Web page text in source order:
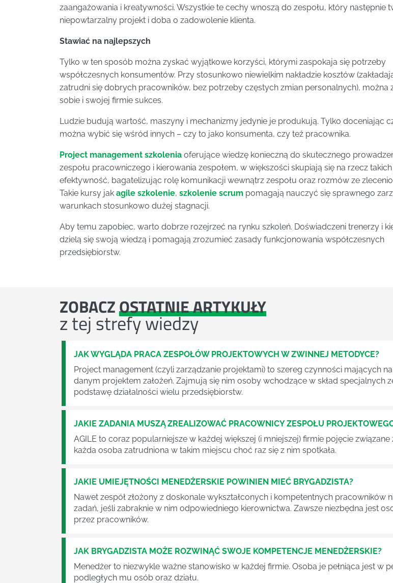
zaangażowania i kreatywności. Wszystkie te cechy wnoszą do zespołu, który następnie
niepowtarzalny projekt i doba o zadowolenie klienta.
Stawiać na najlepszych
Tylko w ten sposób można zyskać wyjątkowe korzyści, którymi zaspokaja się potrzeby
współczesnych konsumentów. Przy stosunkowo niewielkim nakładzie kosztów
zatrudni się dobrych pracowników, bez potrzeby częstych zmian personalnych), można
sobie i swojej firmie sukces.
Ludzie budują wartość, maszyny i mechanizmy jedynie je produkują. Tylko doceniając
można wybić się wśród innych – czy to jako konsumenta, czy też pracownika.
Project management szkolenia oferujące wiedzę konieczną do skutecznego
zespołu pracowniczego i kierowania zespołem, w większości skupiają się na rzecz
efektywność, bagatelizując rolę komunikacji wewnątrz zespołu oraz rozmów ze
Takie kursy jak agile szkolenie, szkolenie scrum pomagają nauczyć się sprawnego
warunkach stosunkowo dużej stagnacji.
Aby temu zapobiec, warto dobrze rozejrzeć na rynku szkoleń. Doświadczeni trenerzy i
dzielą się swoją wiedzą i pomagają zrozumieć zasady funkcjonowania współczesnych
przedsiębiorstw.
ZOBACZOSTATNIE ARTYKUŁY
z tej strefy wiedzy
JAK WYGLĄDA PRACA ZESPOŁÓW PROJEKTOWYCH W ZWINNEJ METODYCE?
Project management (czyli zarządzanie projektami) to szereg czynności mających
danym projektem założeń. Zajmują się nim osoby wchodzące w skład specjalnych
podstawę działalności wielu przedsiębiorstw.
JAKIE ZADANIA MUSZĄ ZREALIZOWAĆ PRACOWNICY ZESPOŁU
AGILE to coraz popularniejsze w każdej większej (i mniejszej) firmie pojęcie
każda osoba zatrudniona w takim miejscu choć raz się z nim spotkała.
JAKIE UMIEJĘTNOŚCI MENEDŻERSKIE POWINIEN MIEĆ BRYGADZISTA?
Nawet zespół złożony z doskonale wykształconych i kompetentnych pracowników
zadań, jeśli zabraknie w nim odpowiedniego kierownictwa. Zawsze niezbędna jest
przez pracowników.
JAK BRYGADZISTA MOŻE ROZWINĄĆ SWOJE KOMPETENCJE MENEDŻERSKIE?
Menedżer to niezwykle ważne stanowisko w każdej firmie. Osoba je pełniąca jest w
podległych mu osób oraz działu.